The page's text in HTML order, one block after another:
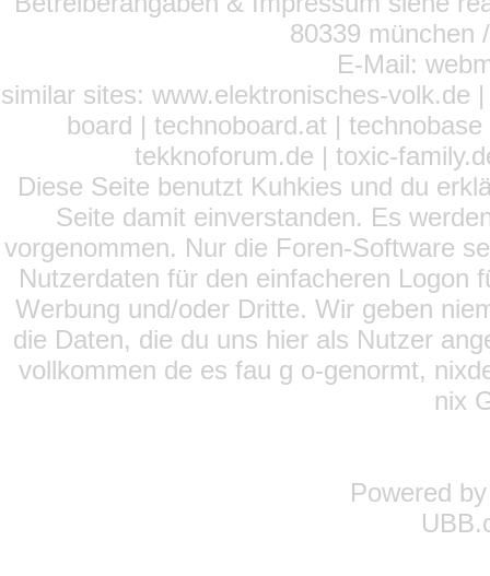
80339 münchen
E-Mail:
similar sites: www.elektronisches-volk.de
board | technoboard.at |
tekknoforum.de | toxic-
Diese Seite benutzt Kuhkies und du
Seite damit einverstanden. Es
vorgenommen. Nur die Foren-Software
Nutzerdaten für den einfacheren Logon
Werbung und/oder Dritte. Wir geben
die Daten, die du uns hier als Nutzer
vollkommen de es fau g o-genormt,
nix
Powered